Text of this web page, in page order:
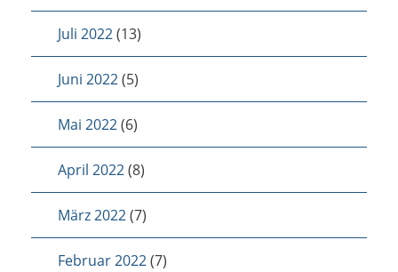
Juli 2022(13)
Juni 2022(5)
Mai 2022(6)
April 2022(8)
März 2022(7)
Februar 2022(7)